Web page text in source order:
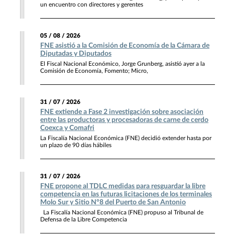
un encuentro con directores y gerentes
05 / 08 / 2026
FNE asistió a la Comisión de Economía de la Cámara de
Diputadas y Diputados
El Fiscal Nacional Económico, Jorge Grunberg, asistió ayer a la
Comisión de Economía, Fomento; Micro,
31 / 07 / 2026
FNE extiende a Fase 2 investigación sobre asociación
entre las productoras y procesadoras de carne de cerdo
Coexca y Comafri
La Fiscalía Nacional Económica (FNE) decidió extender hasta por
un plazo de 90 días hábiles
31 / 07 / 2026
FNE propone al TDLC medidas para resguardar la libre
competencia en las futuras licitaciones de los terminales
Molo Sur y Sitio N°8 del Puerto de San Antonio
La Fiscalía Nacional Económica (FNE) propuso al Tribunal de
Defensa de la Libre Competencia